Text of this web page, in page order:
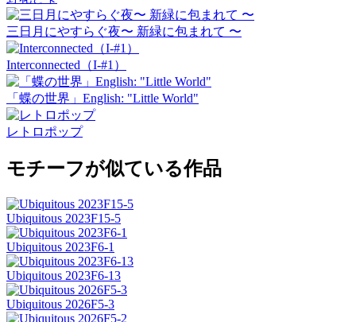
三日月にやすらぐ夜〜 新緑に包まれて 〜
Interconnected（I-#1）
「蝶の世界」English: "Little World"
レトロポップ
モチーフが似ている作品
Ubiquitous 2023F15-5
Ubiquitous 2023F6-1
Ubiquitous 2023F6-13
Ubiquitous 2026F5-3